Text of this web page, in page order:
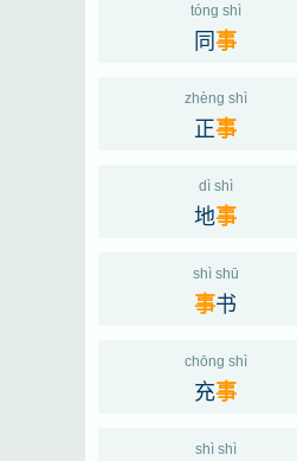
tóng shì
同事
zhèng shì
正事
dì shì
地事
shì shū
事书
chōng shì
充事
shì shì